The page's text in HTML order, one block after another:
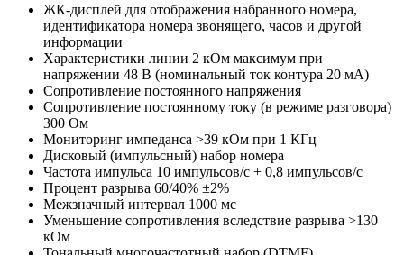
ЖК-дисплей для отображения набранного номера,
идентификатора номера звонящего, часов и другой
информации
Характеристики линии 2 кОм максимум при
напряжении 48 В (номинальный ток контура 20 мА)
Сопротивление постоянного напряжения
Сопротивление постоянному току (в режиме разговора)
300 Ом
Мониторинг импеданса >39 кОм при 1 КГц
Дисковый (импульсный) набор номера
Частота импульса 10 импульсов/с + 0,8 импульсов/с
Процент разрыва 60/40% ±2%
Межзначный интервал 1000 мс
Уменьшение сопротивления вследствие разрыва >130
кОм